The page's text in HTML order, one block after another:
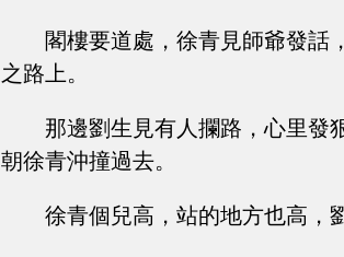
閣樓要道處，徐青見師爺發話
之路上。
那邊劉生見有人攔路，心里發
朝徐青沖撞過去。
徐青個兒高，站的地方也高，